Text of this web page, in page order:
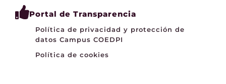
Portal de Transparencia
Política de privacidad y protección de
datos Campus COEDPI
Política de cookies